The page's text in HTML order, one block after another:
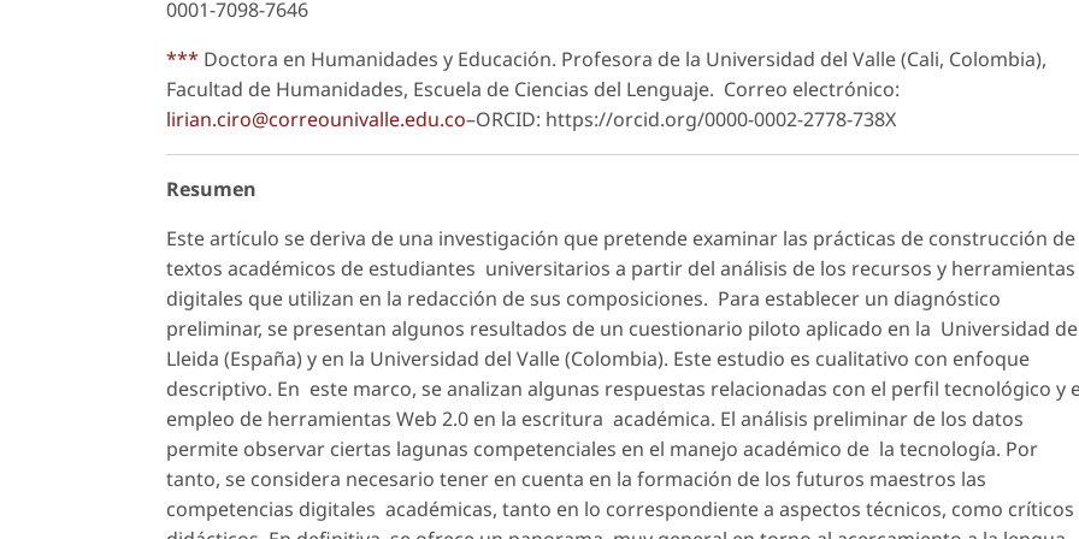
0001-7098-7646
*** Doctora en Humanidades y Educación. Profesora de la Universidad del Valle (Cali, Colombia),
Facultad de Humanidades, Escuela de Ciencias del Lenguaje. Correo electrónico:
lirian.ciro@correounivalle.edu.co–ORCID: https://orcid.org/0000-0002-2778-738X
Resumen
Este artículo se deriva de una investigación que pretende examinar las prácticas de construcción de
textos académicos de estudiantes universitarios a partir del análisis de los recursos y herramientas
digitales que utilizan en la redacción de sus composiciones. Para establecer un diagnóstico
preliminar, se presentan algunos resultados de un cuestionario piloto aplicado en la Universidad de
Lleida (España) y en la Universidad del Valle (Colombia). Este estudio es cualitativo con enfoque
descriptivo. En este marco, se analizan algunas respuestas relacionadas con el perfil tecnológico y
empleo de herramientas Web 2.0 en la escritura académica. El análisis preliminar de los datos
permite observar ciertas lagunas competenciales en el manejo académico de la tecnología. Por
tanto, se considera necesario tener en cuenta en la formación de los futuros maestros las
competencias digitales académicas, tanto en lo correspondiente a aspectos técnicos, como críticos